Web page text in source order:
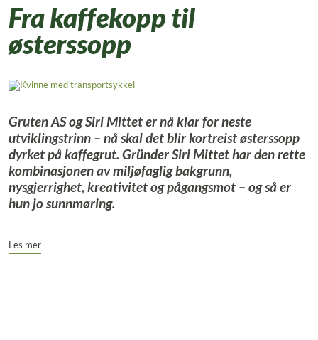
Fra kaffekopp til
østerssopp
Gruten AS og Siri Mittet er nå klar for neste
utviklingstrinn – nå skal det blir kortreist østerssopp
dyrket på kaffegrut. Gründer Siri Mittet har den rette
kombinasjonen av miljøfaglig bakgrunn,
nysgjerrighet, kreativitet og pågangsmot – og så er
hun jo sunnmøring.
Les mer